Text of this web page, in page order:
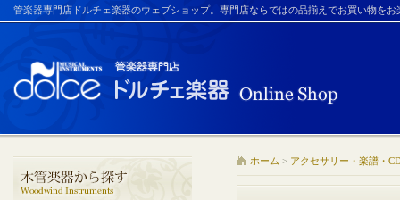
管楽器専門店ドルチェ楽器のウェブショップ。専門店ならではの品揃えでお買い物を
ホーム > アクセサリー・楽譜・